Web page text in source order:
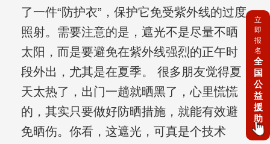
了一件“防护衣”，保护它免受紫外线的过度
照射。需要注意的是，遮光不是尽量不晒
太阳，而是要避免在紫外线强烈的正午时
段外出，尤其是在夏季。 很多朋友觉得夏
天太热了，出门一趟就晒黑了，心里慌慌
的，其实只要做好防晒措施，就能有效避
免晒伤。你看，这遮光，可真是个技术
立
即
报
名
全
国
公
益
援
助